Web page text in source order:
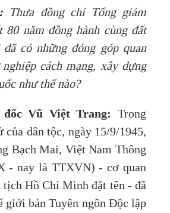
Thưa đồng chí Tổng giám
80 năm đồng hành cùng đất
có những đóng góp quan
cách mạng, xây dựng
như thế nào?
Vũ Việt Trang: Trong
của dân tộc, ngày 15/9/1945,
Bạch Mai, Việt Nam Thông
- nay là TTXVN) - cơ quan
tịch Hồ Chí Minh đặt tên - đã
giới bản Tuyên ngôn Độc lập